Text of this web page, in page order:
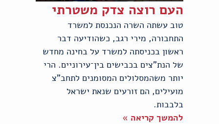
העם רוצה צדק משטרתי
טוב עשתה השרה הנכנסת למשרד
התחבורה, מירי רגב, כשהודיעה דבר
ראשון בכניסתה למשרד על בחינה מחדש
של הנת"צים בכבישים בין־עירוניים. הרי
יותר משהמסלולים המסומנים לתחב"צ
מועילים, הם זורעים שנאת ישראל
בלבבות.
להמשך קריאה »